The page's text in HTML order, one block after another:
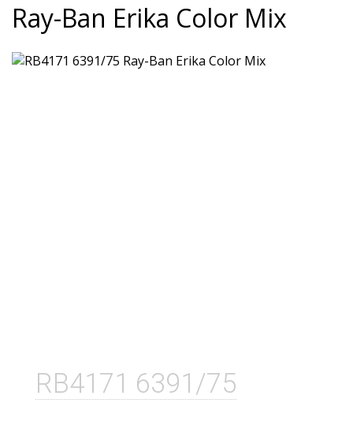
Ray-Ban Erika Color Mix
RB4171 6391/75